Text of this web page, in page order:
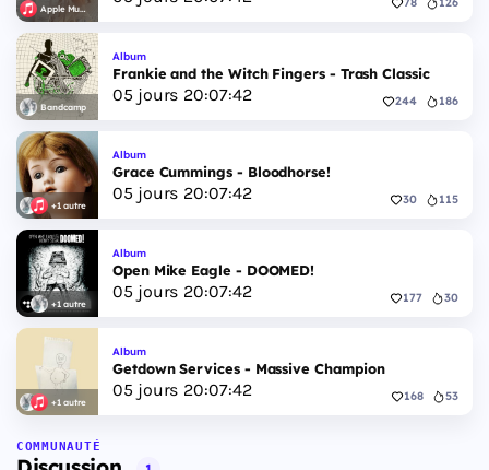
Apple Music
Bandcamp
Album
Frankie and the Witch Fingers - Trash Classic
05 jours 20:07:41 244 186
+1 autre
Album
Grace Cummings - Bloodhorse!
05 jours 20:07:41 30 115
+1 autre
Album
Open Mike Eagle - DOOMED!
05 jours 20:07:41 177 30
+1 autre
Album
Getdown Services - Massive Champion
05 jours 20:07:41 168 53
COMMUNAUTÉ